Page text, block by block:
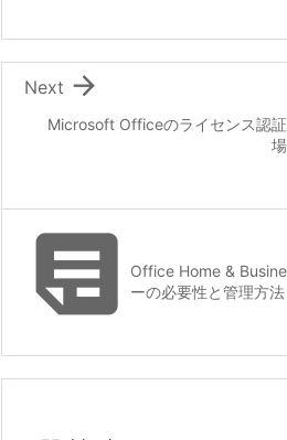
Microsoft Officeのライセンス認

Next
Office Home &
ーの必要性と管理方法